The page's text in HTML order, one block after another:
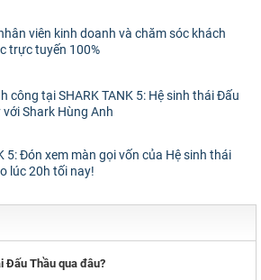
viên kinh doanh và chăm sóc khách
trực tuyến 100%
công tại SHARK TANK 5: Hệ sinh thái Đấu
Shark Hùng Anh
5: Đón xem màn gọi vốn của Hệ sinh thái
lúc 20h tối nay!
Đấu Thầu qua đâu?